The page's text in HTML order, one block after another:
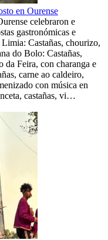
en Ourense
celebraron e
gastronómicas e
Castañas, chourizo,
do Bolo: Castañas,
da Feira, con charanga e
carne ao caldeiro,
con música en
castañas, vi…